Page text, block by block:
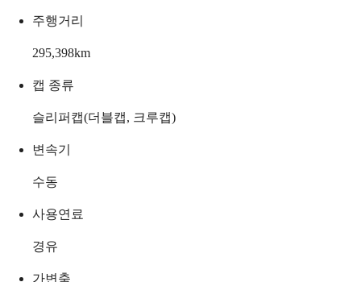
주행거리
295,398km
캡 종류
슬리퍼캡(더블캡, 크루캡)
변속기
수동
사용연료
경유
가변축